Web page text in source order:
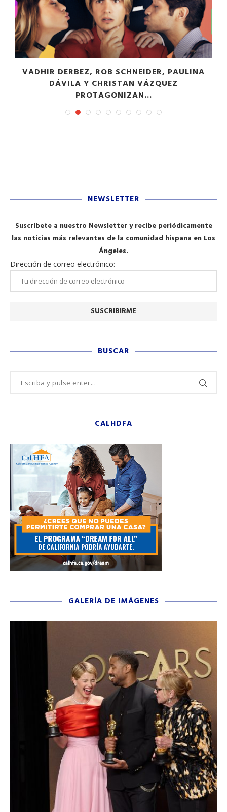
VADHIR DERBEZ, ROB SCHNEIDER, PAULINA
DÁVILA Y CHRISTAN VÁZQUEZ
PROTAGONIZAN...
NEWSLETTER
Suscríbete a nuestro Newsletter y recibe periódicamente
las noticias más relevantes de la comunidad hispana en Los
Ángeles.
Dirección de correo electrónico:
BUSCAR
CALHDFA
GALERÍA DE IMÁGENES